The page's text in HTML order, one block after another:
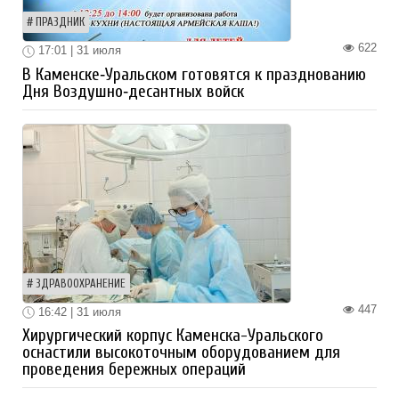
ПРАЗДНИК
622
17:01 | 31 июля
В Каменске‑Уральском готовятся к празднованию
Дня Воздушно‑десантных войск
ЗДРАВООХРАНЕНИЕ
447
16:42 | 31 июля
Хирургический корпус Каменска-Уральского
оснастили высокоточным оборудованием для
проведения бережных операций